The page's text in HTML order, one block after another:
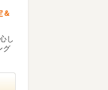
＆
し
グ